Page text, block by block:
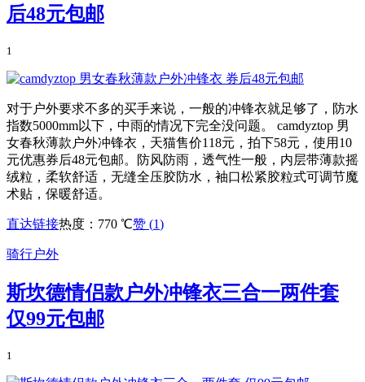
后48元包邮
1
对于户外要求不多的买手来说，一般的冲锋衣就足够了，防水
指数5000mm以下，中雨的情况下完全没问题。 camdyztop 男
女春秋薄款户外冲锋衣，天猫售价118元，拍下58元，使用10
元优惠券后48元包邮。防风防雨，透气性一般，内层带薄款摇
绒粒，柔软舒适，无缝全压胶防水，袖口松紧胶粒式可调节魔
术贴，保暖舒适。
直达链接热度：770 ℃赞 (1)
骑行户外
斯坎德情侣款户外冲锋衣三合一两件套
仅99元包邮
1